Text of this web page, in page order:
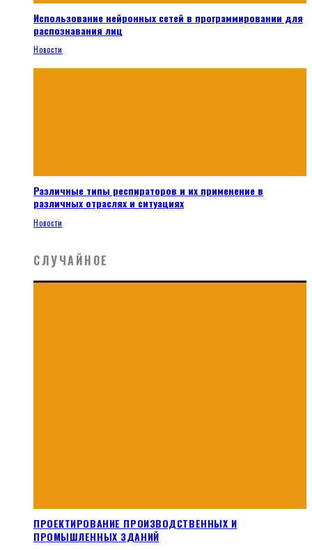
Использование нейронных сетей в программировании для
распознавания лиц
Новости
Различные типы респираторов и их применение в
различных отраслях и ситуациях
Новости
СЛУЧАЙНОЕ
ПРОЕКТИРОВАНИЕ ПРОИЗВОДСТВЕННЫХ И
ПРОМЫШЛЕННЫХ ЗДАНИЙ